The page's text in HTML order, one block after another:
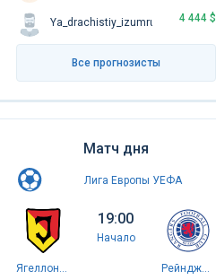
Ya_drachistiy_izumrud 4 444 $
Все прогнозисты
Матч дня
Лига Европы УЕФА
Ягеллония
19:00
Начало
Рейнджерс